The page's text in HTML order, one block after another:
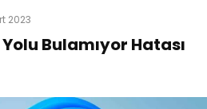
2023
Bulamıyor Hatası